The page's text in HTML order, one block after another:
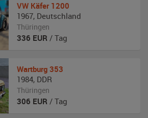
VW Käfer 1200
1967, Deutschland
Thüringen
336 EUR / Tag
Wartburg 353
1984, DDR
Thüringen
306 EUR / Tag